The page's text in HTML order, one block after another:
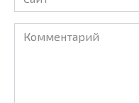
Комментарий